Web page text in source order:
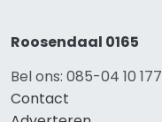
Roosendaal 0165
Bel ons: 085-04 10 177
Contact